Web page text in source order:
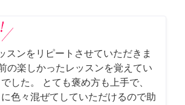
スンをリピートさせていただきま
の楽しかったレッスンを覚えてい
した。 とても褒め方も上手で、
色々混ぜてしていただけるので助